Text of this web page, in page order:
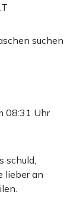
suchen
08:31 Uhr
schuld,
lieber an